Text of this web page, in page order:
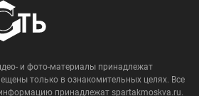
и фото-материалы принадлежат
только в ознакомительных целях. Все
принадлежат spartakmoskva.ru.